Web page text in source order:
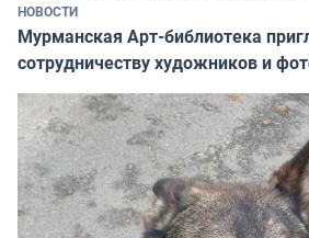
НОВОСТИ
Мурманская Арт-библиотека
сотрудничеству художников и